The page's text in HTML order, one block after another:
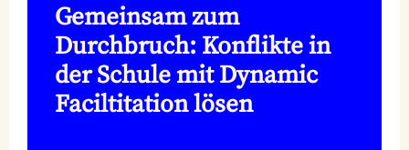
Gemeinsam zum
Durchbruch: Konflikte in
der Schule mit Dynamic
Faciltitation lösen